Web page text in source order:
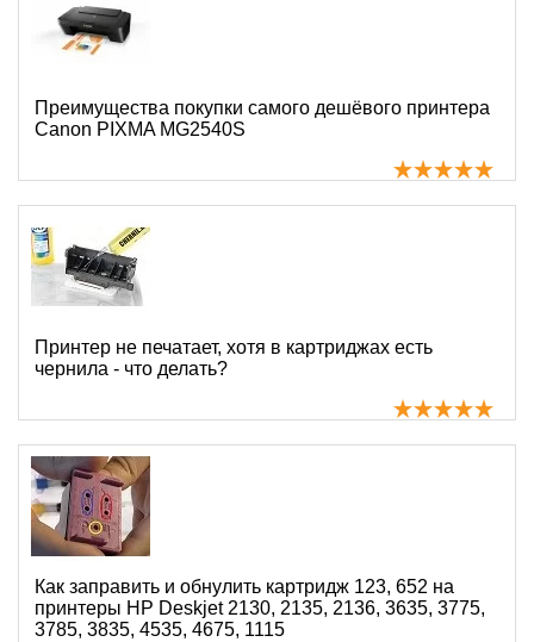
Преимущества покупки самого дешёвого принтера
Canon PIXMA MG2540S
Принтер не печатает, хотя в картриджах есть
чернила - что делать?
Как заправить и обнулить картридж 123, 652 на
принтеры HP Deskjet 2130, 2135, 2136, 3635, 3775,
3785, 3835, 4535, 4675, 1115